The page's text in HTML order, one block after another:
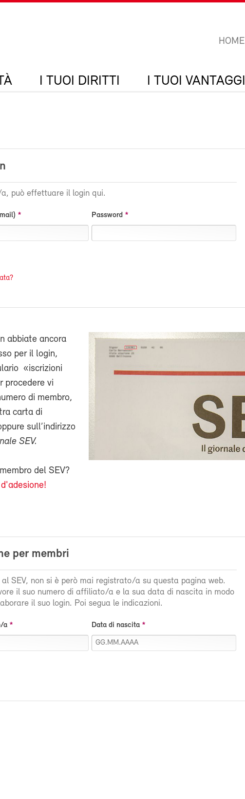
HOME
I TUOI DIRITTI I TUOI VANTAGGI
può effettuare il login qui.
Password
abbiate ancora
per il login,
«iscrizioni
procedere vi
di membro,
carta di
sull’indirizzo
SEV.
del SEV?
per membri
SEV, non si è però mai registrato/a su questa pagina web.
il suo numero di affiliato/a e la sua data di nascita in modo
il suo login. Poi segua le indicazioni.
a Data di nascita